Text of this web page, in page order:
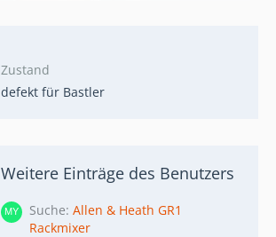
Zustand
defekt für Bastler
Weitere Einträge des Benutzers
Suche Allen & Heath GR1
Rackmixer